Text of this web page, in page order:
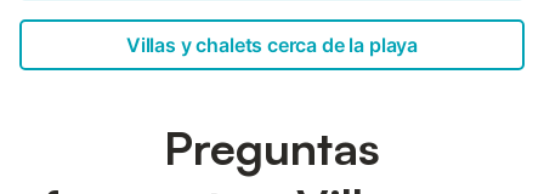
Villas y chalets cerca de la playa
Preguntas